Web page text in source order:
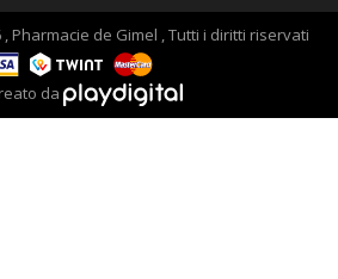
Pharmacie de Gimel , Tutti i diritti riservati
da